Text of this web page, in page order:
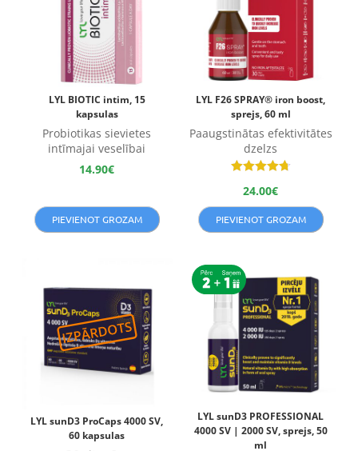
LYL BIOTIC intim, 15
kapsulas
Probiotikas sievietes
intīmajai veselībai
14.90€
PIEVIENOT GROZAM
LYL F26 SPRAY® iron boost,
sprejs, 60 ml
Paaugstinātas efektivitātes
dzelzs
ar
4.75
no 5
24.00€
PIEVIENOT GROZAM
LYL sunD3 ProCaps 4000 SV,
60 kapsulas
LYL sunD3 PROFESSIONAL
4000 SV | 2000 SV, sprejs, 50
ml